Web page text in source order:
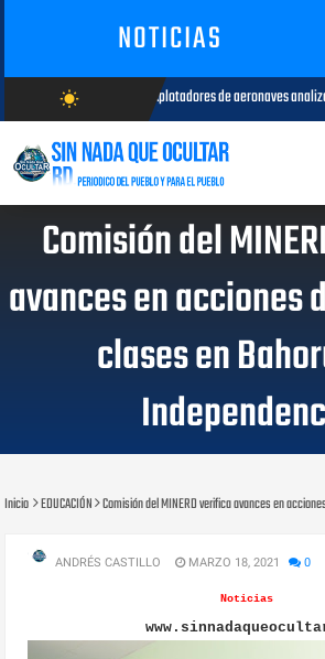
NOTICIAS
wb_sunny
AGOSTO/7/2026
de aeronaves analizan temas de interés para la
Comisión del
avances en acciones
clases en
Inicio EDUCACIÓN Comisión del MINERD verifica avances en
ANDRÉS CASTILLO MARZO 18, 2021 0
Noticias